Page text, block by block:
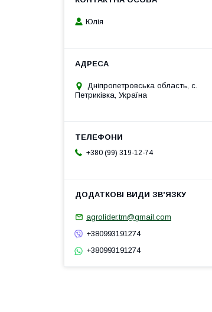
Юлія
Дніпропетровська область, с.
Петриківка, Україна
+380 (99) 319-12-74
agrolider.tm@gmail.com
+380993191274
+380993191274